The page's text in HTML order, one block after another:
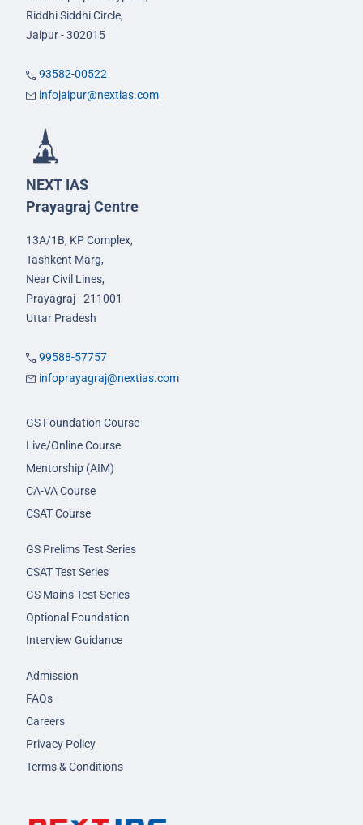
Riddhi Siddhi Circle,
Jaipur - 302015
93582-00522
infojaipur@nextias.com
NEXT IAS
Prayagraj Centre
13A/1B, KP Complex,
Tashkent Marg,
Near Civil Lines,
Prayagraj - 211001
Uttar Pradesh
99588-57757
infoprayagraj@nextias.com
GS Foundation Course
Live/Online Course
Mentorship (AIM)
CA-VA Course
CSAT Course
GS Prelims Test Series
CSAT Test Series
GS Mains Test Series
Optional Foundation
Interview Guidance
Admission
FAQs
Careers
Privacy Policy
Terms & Conditions